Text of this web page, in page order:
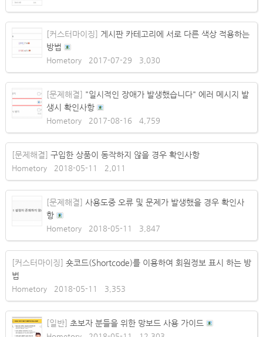
[커스터마이징] 게시판 카테고리에 서로 다른 색상 적용하는
방법
Hometory 2017-07-29 3,030
[문제해결] "일시적인 장애가 발생했습니다" 에러 메시지 발
생시 확인사항
Hometory 2017-08-16 4,759
[문제해결] 구입한 상품이 동작하지 않을 경우 확인사항
Hometory 2018-05-11 2,011
[문제해결] 사용도중 오류 및 문제가 발생했을 경우 확인사
항
Hometory 2018-05-11 3,847
[커스터마이징] 숏코드(Shortcode)를 이용하여 회원정보 표시 하는 방
법
Hometory 2018-05-11 3,353
[일반] 초보자 분들을 위한 망보드 사용 가이드